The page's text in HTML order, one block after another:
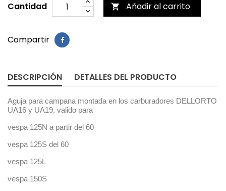
Cantidad
 Añadir al carrito
Compartir
DESCRIPCIÓN DETALLES DEL PRODUCTO
Aguja para campana montada en los carburadores DELLORTO
UA16 y UA19, valido para
vespa 125N a partir del 60
vespa 125S del 60
vespa 125L
vespa 150S